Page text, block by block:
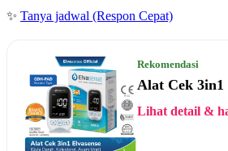
✨ Tanya jadwal (Respon Cepat)
Rekomendasi
Alat Cek 3in1
Lihat detail &